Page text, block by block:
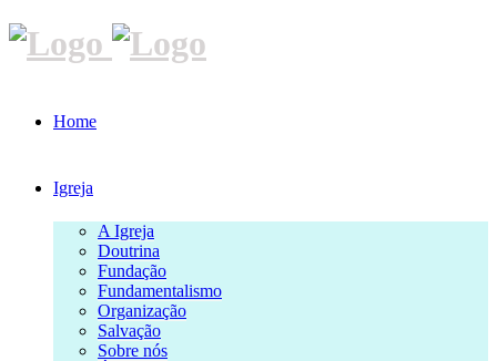
Home
Igreja
A Igreja
Doutrina
Fundação
Fundamentalismo
Organização
Salvação
Sobre nós